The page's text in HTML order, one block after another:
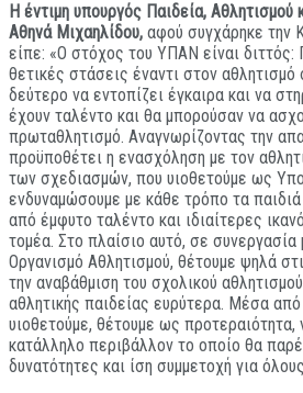
Η έντιμη υπουργός Παιδεία,
Αθηνά Μιχαηλίδου, αφού συγχάρηκε την
είπε: «Ο στόχος του ΥΠΑΝ είναι
θετικές στάσεις έναντι στον αθλητισμό
δεύτερο να εντοπίζει έγκαιρα και να
έχουν ταλέντο και θα μπορούσαν να
πρωταθλητισμό. Αναγνωρίζοντας την
προϋποθέτει η ενασχόληση με τον
των σχεδιασμών, που υιοθετούμε ως
ενδυναμώσουμε με κάθε τρόπο τα παιδιά
από έμφυτο ταλέντο και ιδιαίτερες
τομέα. Στο πλαίσιο αυτό, σε συνεργασία
Οργανισμό Αθλητισμού, θέτουμε ψηλά
την αναβάθμιση του σχολικού
αθλητικής παιδείας ευρύτερα. Μέσα
υιοθετούμε, θέτουμε ως προτεραιότητα,
κατάλληλο περιβάλλον το οποίο θα
δυνατότητες και ίση συμμετοχή για